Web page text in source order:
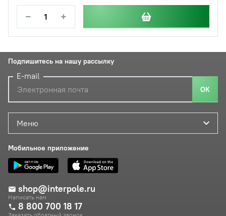
− +
Меню
Мобильное приложение
shop@interpole.ru
Написать нам
8 800 700 18 17
Подпишитесь на нашу рассылку
E-mail
ОК